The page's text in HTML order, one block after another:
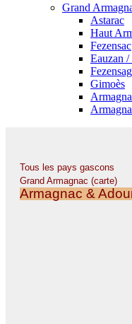
Grand
Astarac
Haut
Fezensac
Eauzan /
Gimoès